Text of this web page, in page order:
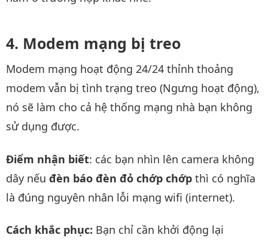
Modem mạng bị treo
Modem mạng hoạt động 24/24 thỉnh thoảng
modem vẫn bị tình trạng treo (Ngưng hoạt động),
nó sẽ làm cho cả hệ thống mạng nhà bạn không
sử dụng được.
Điểm nhận biết: các bạn nhìn lên camera không
dây nếu đèn báo đèn đỏ chớp chớp thì có nghĩa
là đúng nguyên nhân lỗi mạng wifi (internet).
Cách khắc phục: Bạn chỉ cần khởi động lại